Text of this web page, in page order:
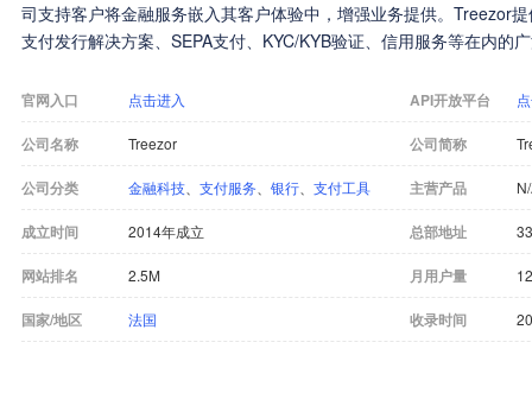
司支持客户将金融服务嵌入其客户体验中，增强业务提供。Treezor
支付发行解决方案、SEPA支付、KYC/KYB验证、信用服务等在内的
官网入口 点击进入 API开放平台
公司名称 Treezor 公司简称
公司分类 金融科技 支付服务 银行 支付工具 主营产品
成立时间 2014年成立 总部地址
网站排名 2.5M 月用户量
国家/地区 法国 收录时间